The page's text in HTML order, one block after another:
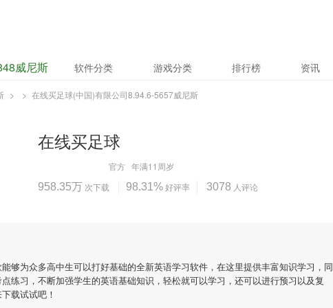
威尼斯 软件分类 游戏分类 排行榜 资讯
> > 在线买足球(中国)有限公司8.94.6-5657威尼斯
在线买足球
官方 年满11周岁
958.35万 次下载 98.31%好评率 3078 人评论
够为众多高中生可以打好基础的全新英语学习软件，在这里提供丰富知识学习，同
练习，不断加强学生的英语基础知识，轻松就可以学习，还可以进行预习以及复
载试试吧！